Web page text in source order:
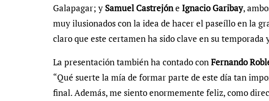
Galapagar; y Samuel Castrejóne Ignacio Garibay,
muy ilusionados con la idea de hacer el paseíllo en la
claro que este certamen ha sido clave en su temporada
La presentación también ha contado conFernando
“Qué suerte la mía de formar parte de este día tan
final. Además, me siento enormemente feliz, como